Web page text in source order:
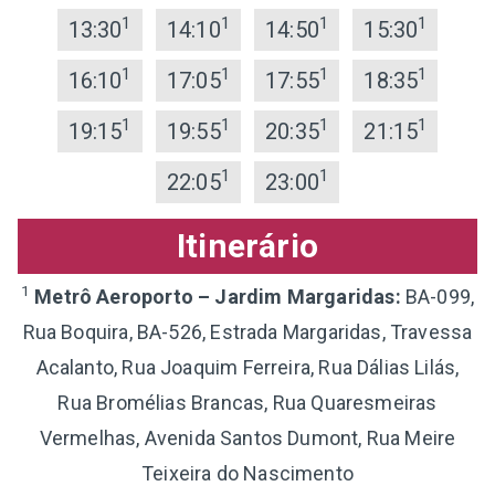
13:301 14:101 14:501 15:301
16:101 17:051 17:551 18:351
19:151 19:551 20:351 21:151
22:051 23:001
Itinerário
1 Metrô Aeroporto – Jardim Margaridas: BA-099,
Rua Boquira, BA-526, Estrada Margaridas, Travessa
Acalanto, Rua Joaquim Ferreira, Rua Dálias Lilás,
Rua Bromélias Brancas, Rua Quaresmeiras
Vermelhas, Avenida Santos Dumont, Rua Meire
Teixeira do Nascimento